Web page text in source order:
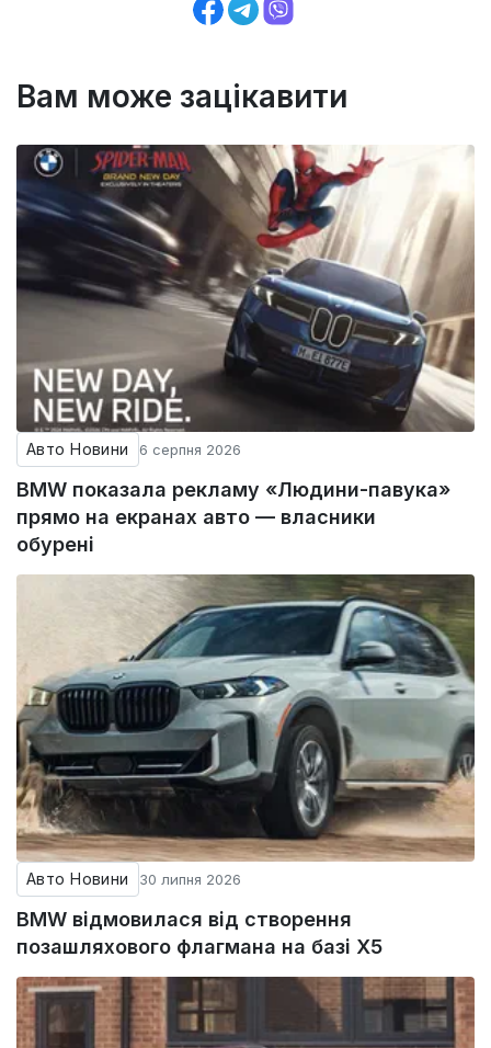
Вам може зацікавити
Авто Новини 6 серпня 2026
BMW показала рекламу «Людини-павука»
прямо на екранах авто — власники
обурені
Авто Новини 30 липня 2026
BMW відмовилася від створення
позашляхового флагмана на базі X5